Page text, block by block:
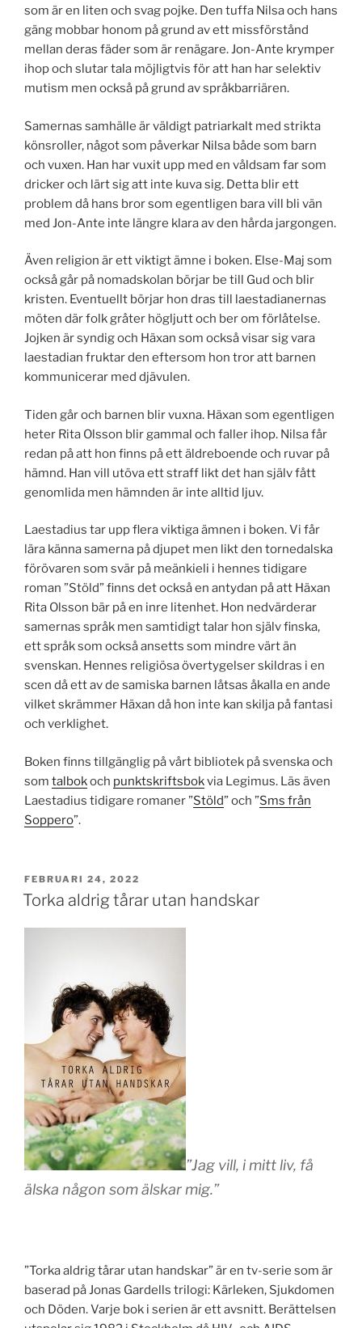
som är en liten och svag pojke. Den tuffa Nilsa och hans
gäng mobbar honom på grund av ett missförstånd
mellan deras fäder som är renägare. Jon-Ante krymper
ihop och slutar tala möjligtvis för att han har selektiv
mutism men också på grund av språkbarriären.
Samernas samhälle är väldigt patriarkalt med strikta
könsroller, något som påverkar Nilsa både som barn
och vuxen. Han har vuxit upp med en våldsam far som
dricker och lärt sig att inte kuva sig. Detta blir ett
problem då hans bror som egentligen bara vill bli vän
med Jon-Ante inte längre klara av den hårda jargongen.
Även religion är ett viktigt ämne i boken. Else-Maj som
också går på nomadskolan börjar be till Gud och blir
kristen. Eventuellt börjar hon dras till laestadianernas
möten där folk gråter högljutt och ber om förlåtelse.
Jojken är syndig och Häxan som också visar sig vara
laestadian fruktar den eftersom hon tror att barnen
kommunicerar med djävulen.
Tiden går och barnen blir vuxna. Häxan som egentligen
heter Rita Olsson blir gammal och faller ihop. Nilsa får
redan på att hon finns på ett äldreboende och ruvar på
hämnd. Han vill utöva ett straff likt det han själv fått
genomlida men hämnden är inte alltid ljuv.
Laestadius tar upp flera viktiga ämnen i boken. Vi får
lära känna samerna på djupet men likt den tornedalska
förövaren som svär på meänkieli i hennes tidigare
roman ”Stöld” finns det också en antydan på att Häxan
Rita Olsson bär på en inre litenhet. Hon nedvärderar
samernas språk men samtidigt talar hon själv finska,
ett språk som också ansetts som mindre värt än
svenskan. Hennes religiösa övertygelser skildras i en
scen då ett av de samiska barnen låtsas åkalla en ande
vilket skrämmer Häxan då hon inte kan skilja på fantasi
och verklighet.
Boken finns tillgänglig på vårt bibliotek på svenska och
som talbokoch punktskriftsbokvia Legimus. Läs även
Laestadius tidigare romaner ”Stöld” och ”Sms från
Soppero”.
PUBLICERAT
FEBRUARI 24, 2022
Torka aldrig tårar utan handskar
”Jag vill, i mitt liv, få
älska någon som älskar mig.”
”Torka aldrig tårar utan handskar” är en tv-serie som är
baserad på Jonas Gardells trilogi: Kärleken, Sjukdomen
och Döden. Varje bok i serien är ett avsnitt. Berättelsen